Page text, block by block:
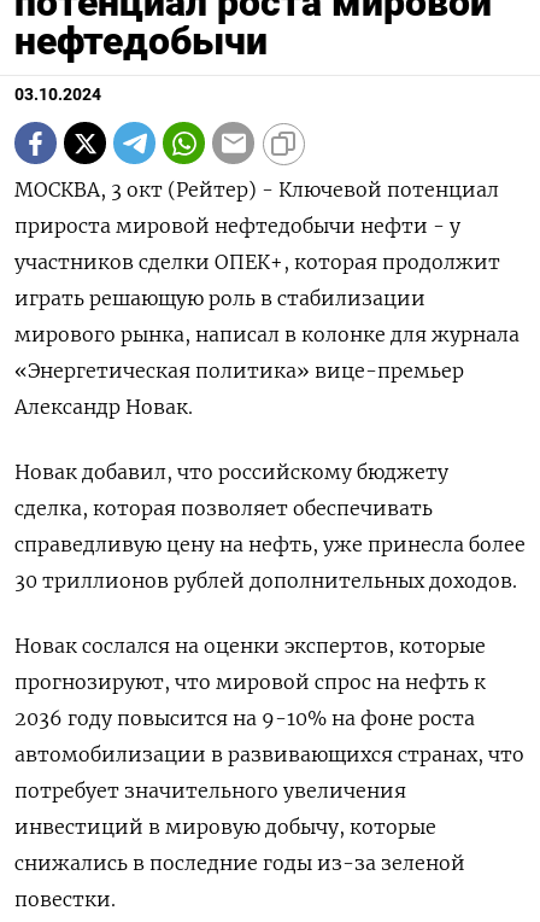
нефтедобычи
03.10.2024
МОСКВА, 3 окт (Рейтер) - Ключевой потенциал
прироста мировой нефтедобычи нефти - у
участников сделки ОПЕК+, которая продолжит
играть решающую роль в стабилизации
мирового рынка, написал в колонке для журнала
«Энергетическая политика» вице-премьер
Александр Новак.
Новак добавил, что российскому бюджету
сделка, которая позволяет обеспечивать
справедливую цену на нефть, уже принесла более
30 триллионов рублей дополнительных доходов.
Новак сослался на оценки экспертов, которые
прогнозируют, что мировой спрос на нефть к
2036 году повысится на 9-10% на фоне роста
автомобилизации в развивающихся странах, что
потребует значительного увеличения
инвестиций в мировую добычу, которые
снижались в последние годы из-за зеленой
повестки.